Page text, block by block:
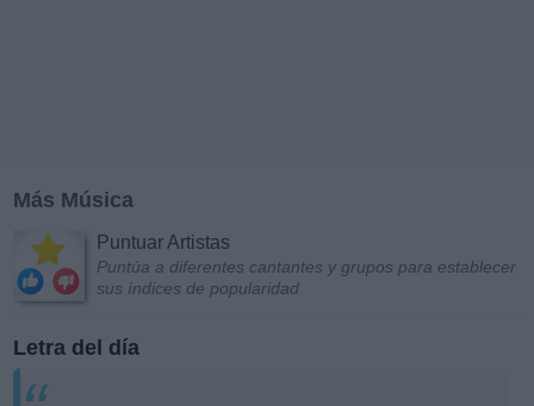
Más Música
Puntuar Artistas
Puntúa a diferentes cantantes y grupos para establecer
sus índices de popularidad
Letra del día